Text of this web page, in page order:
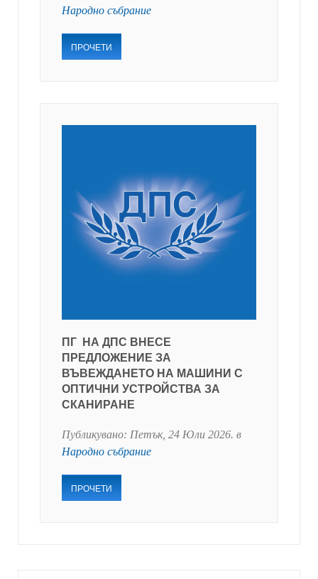
Народно събрание
ПРОЧЕТИ
ПГ НА ДПС ВНЕСЕ
ПРЕДЛОЖЕНИЕ ЗА
ВЪВЕЖДАНЕТО НА МАШИНИ С
ОПТИЧНИ УСТРОЙСТВА ЗА
СКАНИРАНЕ
Публикувано: Петък, 24 Юли 2026. в
Народно събрание
ПРОЧЕТИ